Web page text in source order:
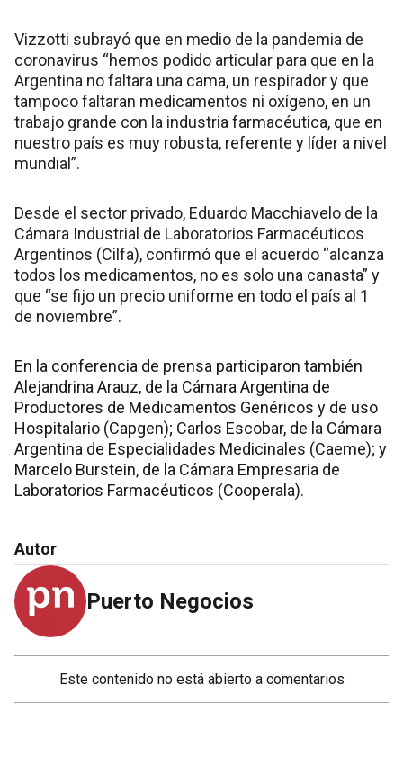
Vizzotti subrayó que en medio de la pandemia de
coronavirus “hemos podido articular para que en la
Argentina no faltara una cama, un respirador y que
tampoco faltaran medicamentos ni oxígeno, en un
trabajo grande con la industria farmacéutica, que en
nuestro país es muy robusta, referente y líder a nivel
mundial”.
Desde el sector privado, Eduardo Macchiavelo de la
Cámara Industrial de Laboratorios Farmacéuticos
Argentinos (Cilfa), confirmó que el acuerdo “alcanza
todos los medicamentos, no es solo una canasta” y
que “se fijo un precio uniforme en todo el país al 1
de noviembre”.
En la conferencia de prensa participaron también
Alejandrina Arauz, de la Cámara Argentina de
Productores de Medicamentos Genéricos y de uso
Hospitalario (Capgen); Carlos Escobar, de la Cámara
Argentina de Especialidades Medicinales (Caeme); y
Marcelo Burstein, de la Cámara Empresaria de
Laboratorios Farmacéuticos (Cooperala).
Autor
Puerto Negocios
Este contenido no está abierto a comentarios